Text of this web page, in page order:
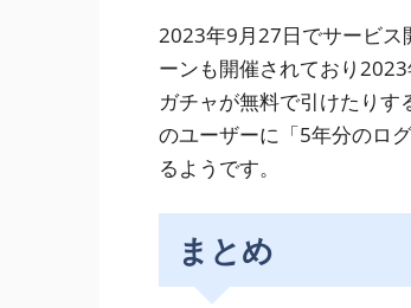
2023年9月27日でサービス
ーンも開催されており
ガチャが無料で引けたり
のユーザーに「5年分のロ
るようです。
まとめ